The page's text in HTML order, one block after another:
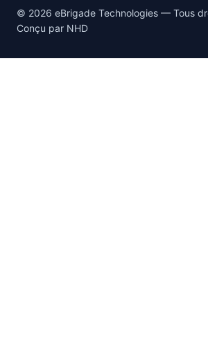
© 2026 eBrigade Technologies — Tous
Conçu par NHD